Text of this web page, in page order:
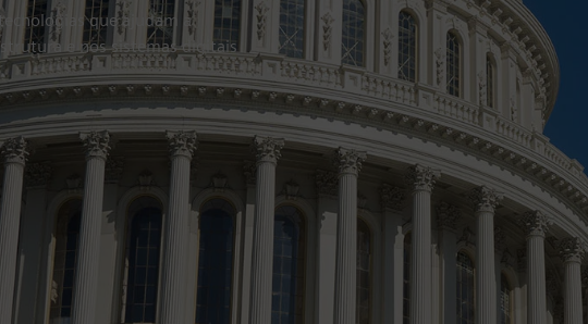
que ajudam a
e nos sistemas digitais